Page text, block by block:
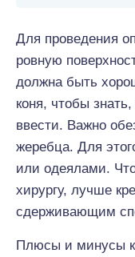
Для проведения
ровную
должна быть
коня, чтобы знать,
ввести. Важно
жеребца. Для
или одеялами.
хирургу, лучше
сдерживающим
Плюсы и минусы